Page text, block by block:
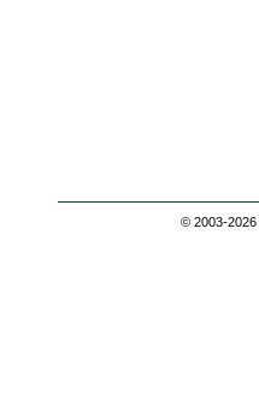
© 2003-2026